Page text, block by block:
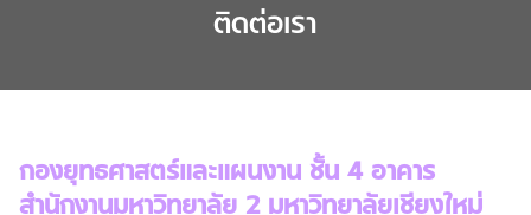
ติดต่อเรา
กองยุทธศาสตร์และแผนงาน ชั้น 4 อาคาร
สำนักงานมหาวิทยาลัย 2 มหาวิทยาลัยเชียงใหม่